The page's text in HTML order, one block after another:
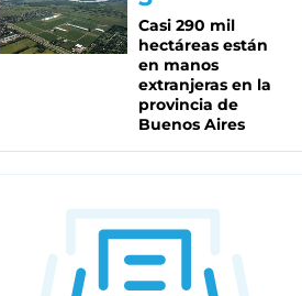
Casi 290 mil
hectáreas están
en manos
extranjeras en la
provincia de
Buenos Aires